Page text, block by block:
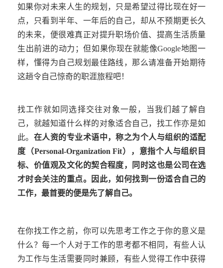
如果你对未来人生的规划，只是希望过得比现在好一
点，只看到半年、一年后的自己，却从不预期更长久
的未来，便很难真正对提升职场价值、提高生活质量
生出前进的动力；但如果你现在就能像Google地图一
样，懂得为自己规划最佳路线，那么请准备开始期待
这趟令自己惊奇的职涯旅程吧！
找工作就如同选择交往对象一般，当我们越了解自
己，就越知道什么样的对象适合自己，找工作亦是如
此。 在人资的专业术语中，称之为个人与组织的适配
度（Personal-Organization Fit），意指个人与组织目
标、价值观及文化的契合程度，同时这也是公司在选
才时会关注的重点。因此，如何找到一份适合自己的
工作，最首要的便是先了解自己。
在你找工作之前，你可以先思考工作之于你的意义是
什么？每一个人对于工作的思考都不相同，有些人认
为工作与生活需要同时兼顾，有些人觉得工作中获得